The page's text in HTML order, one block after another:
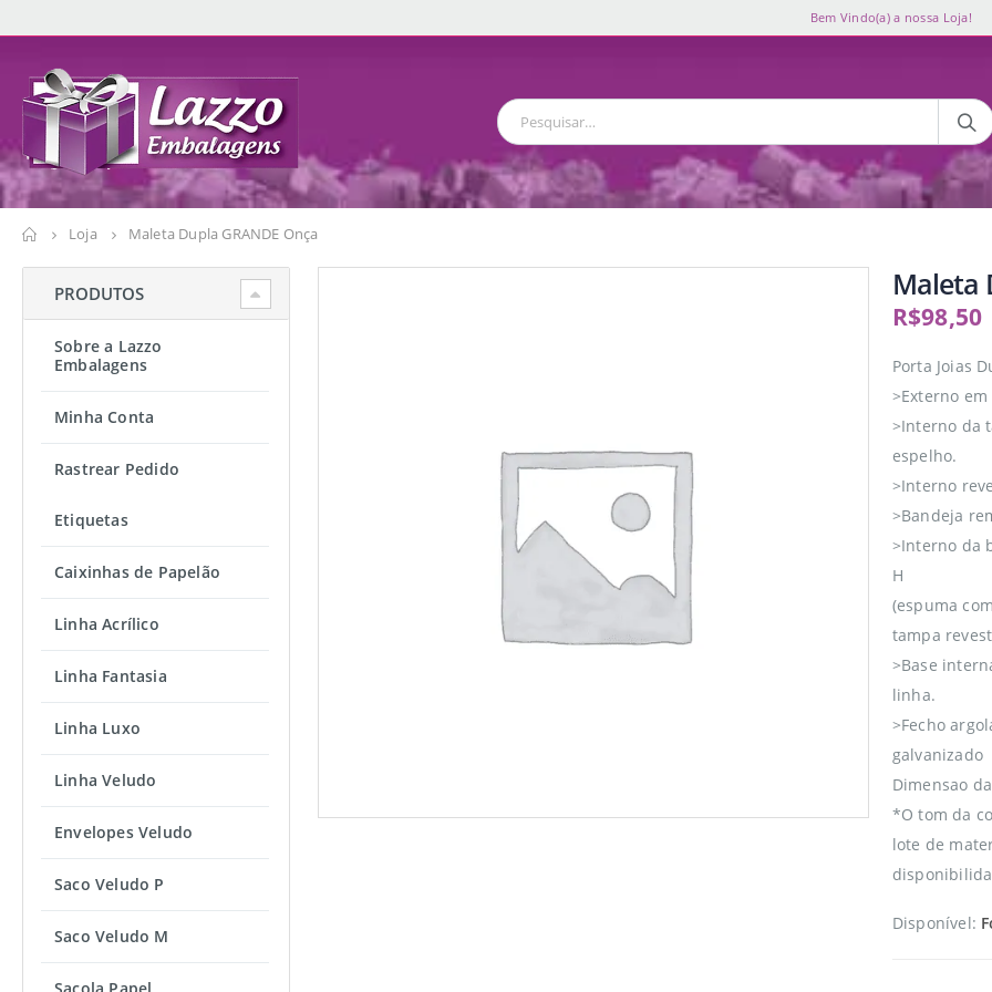
Bem Vindo(a) a nossa Loja!
Loja Maleta Dupla GRANDE Onça
Maleta
R$98,50
Porta Joias
>Externo
>Interno da
espelho.
>Interno
>Bandeja
>Interno da
H
(espuma
tampa
>Base
linha.
>Fecho
galvanizado
Dimensao
*O tom da
lote de
Disponível:
PRODUTOS
Sobre a Lazzo
Embalagens
Minha Conta
Rastrear Pedido
Etiquetas
Caixinhas de Papelão
Linha Acrílico
Linha Fantasia
Linha Luxo
Linha Veludo
Envelopes Veludo
Saco Veludo P
Saco Veludo M